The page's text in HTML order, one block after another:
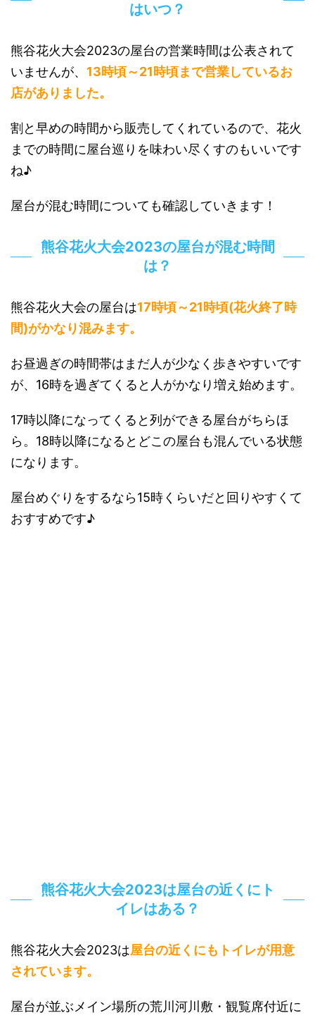
はいつ？
熊谷花火大会2023の屋台の営業時間は公表されて
いませんが、 13時頃～21時頃まで営業しているお
店がありました。
割と早めの時間から販売してくれているので、花火
までの時間に屋台巡りを味わい尽くすのもいいです
ね♪
屋台が混む時間についても確認していきます！
熊谷花火大会2023の屋台が混む時間
は？
熊谷花火大会の屋台は17時頃～21時頃(花火終了時
間)がかなり混みます。
お昼過ぎの時間帯はまだ人が少なく歩きやすいです
が、16時を過ぎてくると人がかなり増え始めます。
17時以降になってくると列ができる屋台がちらほ
ら。18時以降になるとどこの屋台も混んでいる状態
になります。
屋台めぐりをするなら15時くらいだと回りやすくて
おすすめです♪
熊谷花火大会2023は屋台の近くにト
イレはある？
熊谷花火大会2023は屋台の近くにもトイレが用意
されています。
屋台が並ぶメイン場所の荒川河川敷・観覧席付近に